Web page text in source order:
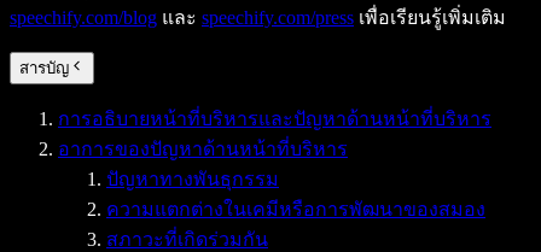
speechify.com/blog และ speechify.com/press เพื่อเรียนรู้เพิ่มเติม
สารบัญ
การอธิบายหน้าที่บริหารและปัญหาด้านหน้าที่บริหาร
อาการของปัญหาด้านหน้าที่บริหาร
ปัญหาทางพันธุกรรม
ความแตกต่างในเคมีหรือการพัฒนาของสมอง
สภาวะที่เกิดร่วมกัน